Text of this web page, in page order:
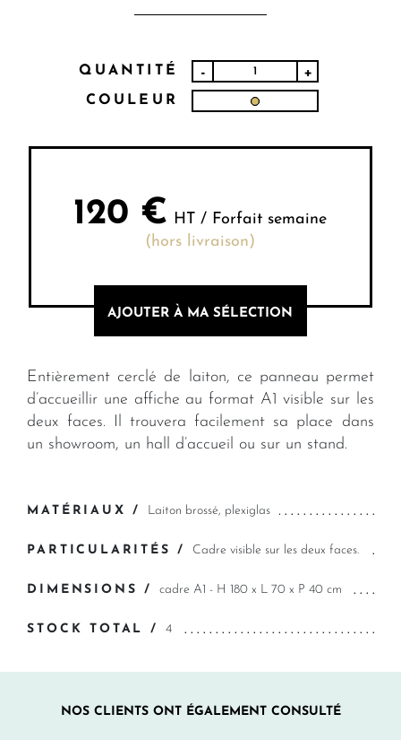
QUANTITÉ - +
COULEUR
120 € HT / Forfait semaine
(hors livraison)
AJOUTER À MA SÉLECTION
Entièrement cerclé de laiton, ce panneau permet
d’accueillir une affiche au format A1 visible sur les
deux faces. Il trouvera facilement sa place dans
un showroom, un hall d’accueil ou sur un stand.
MATÉRIAUX / Laiton brossé, plexiglas
PARTICULARITÉS / Cadre visible sur les deux faces.
DIMENSIONS / cadre A1 - H 180 x L 70 x P 40 cm
STOCK TOTAL / 4
NOS CLIENTS ONT ÉGALEMENT CONSULTÉ